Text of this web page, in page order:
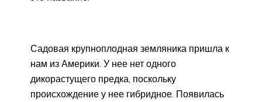
Садовая крупноплодная земляника пришла к
нам из Америки. У нее нет одного
дикорастущего предка, поскольку
происхождение у нее гибридное. Появилась